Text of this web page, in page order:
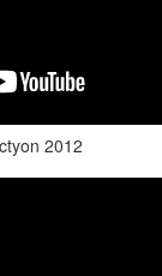
2012